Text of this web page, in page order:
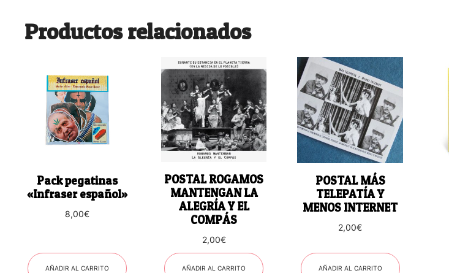
Productos relacionados
Pack pegatinas
«Infraser español»
8,00€
AÑADIR AL CARRITO
POSTAL ROGAMOS
MANTENGAN LA
ALEGRÍA Y EL
COMPÁS
2,00€
AÑADIR AL CARRITO
POSTAL MÁS
TELEPATÍA Y
MENOS INTERNET
2,00€
AÑADIR AL CARRITO